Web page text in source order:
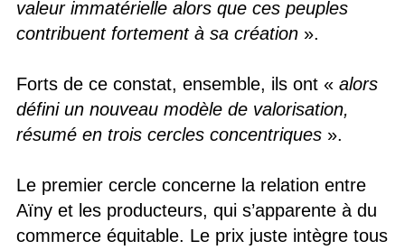
valeur immatérielle alors que ces peuples
contribuent fortement à sa création».
Forts de ce constat, ensemble, ils ont « alors
défini un nouveau modèle de valorisation,
résumé en trois cercles concentriques».
Le premier cercle concerne la relation entre
Aïny et les producteurs, qui s’apparente à du
commerce équitable. Le prix juste intègre tous